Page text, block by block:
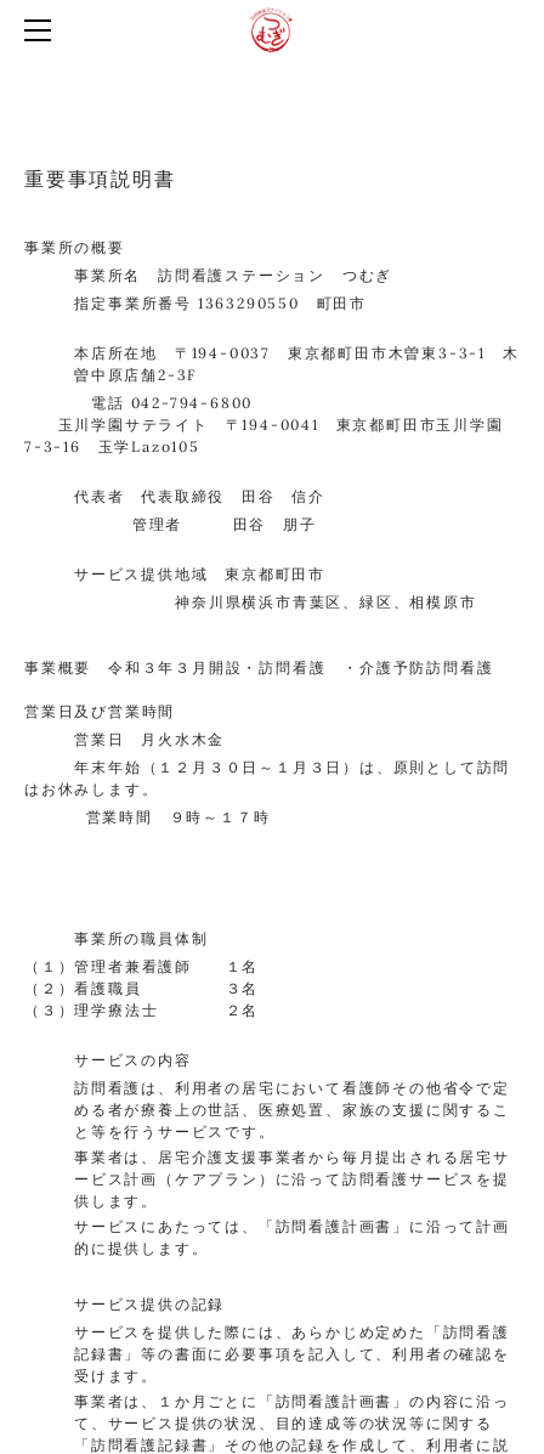
重要事項説明書
事業所の概要
事業所名 訪問看護ステーション つむぎ
指定事業所番号 1363290550 町田市
本店所在地 〒194-0037 東京都町田市木曽東3-3-1 木
曽中原店舗2-3F
電話 042-794-6800
玉川学園サテライト 〒194-0041 東京都町田市玉川学園
7-3-16 玉学Lazo105
代表者 代表取締役 田谷 信介
管理者 田谷 朋子
サービス提供地域 東京都町田市
神奈川県横浜市青葉区、緑区、相模原市
事業概要 令和３年３月開設 ・訪問看護 ・介護予防訪問看護
営業日及び営業時間
営業日 月火水木金
年末年始（１２月３０日～１月３日）は、原則として訪問
はお休みします。
営業時間 ９時～１７時
事業所の職員体制
（１）管理者兼看護師 １名
（２）看護職員 ３名
（３）理学療法士 ２名
サービスの内容
訪問看護は、利用者の居宅において看護師その他省令で定
める者が療養上の世話、医療処置、家族の支援に関するこ
と等を行うサービスです。
事業者は、居宅介護支援事業者から毎月提出される居宅サ
ービス計画（ケアプラン）に沿って訪問看護サービスを提
供します。
サービスにあたっては、「訪問看護計画書」に沿って計画
的に提供します。
サービス提供の記録
サービスを提供した際には、あらかじめ定めた「訪問看護
記録書」等の書面に必要事項を記入して、利用者の確認を
受けます。
事業者は、１か月ごとに「訪問看護計画書」の内容に沿っ
て、サービス提供の状況、目的達成等の状況等に関する
「訪問看護記録書」その他の記録を作成して、利用者に説
TOP
お問い合わせ
プライバシーポリシー
運営規定
個人情報保護方針
INSTAGRAM
看護師 募集要項
作業療法士 募集要項
ケアマネージャー 募集要項
事務スタッフ 募集要項